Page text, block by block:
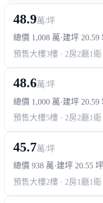
48.9萬/坪
總價 1,008 萬·建坪 20.59
預售大樓3樓 · 2房2廳1衛
48.6萬/坪
總價 1,000 萬·建坪 20.59
預售大樓5樓 · 2房2廳1衛
45.7萬/坪
總價 938 萬·建坪 20.55 坪
預售大樓2樓 · 2房1廳1衛